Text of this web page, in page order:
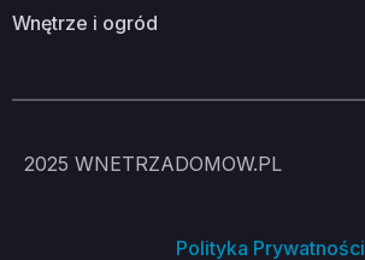
wnętrze i ogród
2025 WNETRZADOMOW.PL
Polityka Prywatności